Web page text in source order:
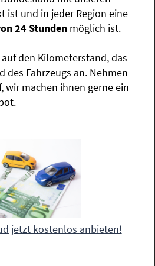
ist und in jeder Region eine
24 Stunden möglich ist.
den Kilometerstand, das
des Fahrzeugs an. Nehmen
wir machen ihnen gerne ein
jetzt kostenlos anbieten!